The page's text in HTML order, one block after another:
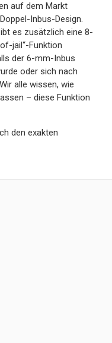
auf dem Markt
Inbus-Design.
es zusätzlich eine 8-
jail“-Funktion
der 6-mm-Inbus
oder sich nach
alle wissen, wie
– diese Funktion
den exakten